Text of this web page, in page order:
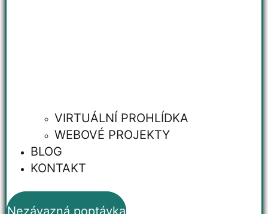
VIRTUÁLNÍ PROHLÍDKA
WEBOVÉ PROJEKTY
BLOG
KONTAKT
Nezávazná poptávka